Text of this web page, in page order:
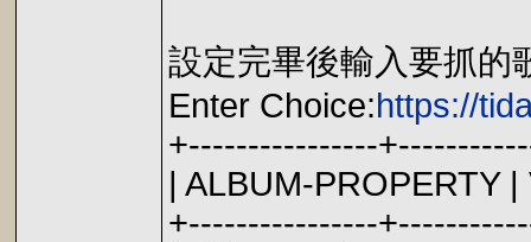
設定完畢後輸入要抓的
Enter Choice:https://
+----------------
| ALBUM-
+----------------